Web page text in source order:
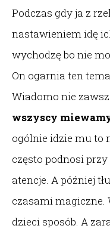
Podczas gdy ja z
nastawieniem idę
wychodzę bo nie
On ogarnia ten
Wiadomo nie
wszyscy
ogólnie idzie mu to
często podnosi
atencje. A później
czasami magiczne.
dzieci sposób. A